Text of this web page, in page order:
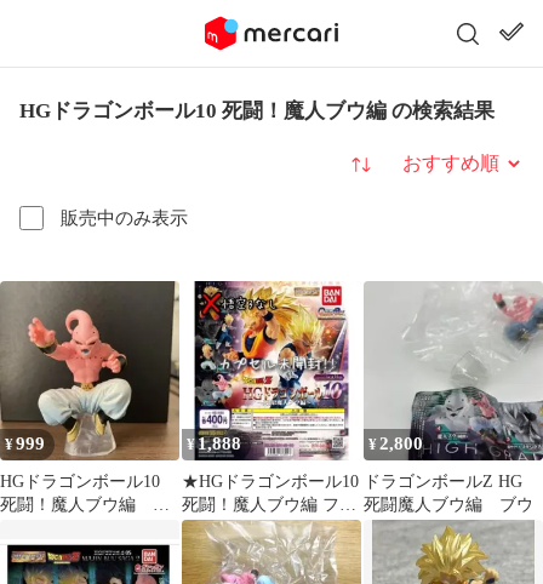
HGドラゴンボール10 死闘！魔人ブウ編 の検索結果
販売中のみ表示
並び替え
¥999
HGドラゴンボール10
死闘！魔人ブウ編 魔
¥1,888
★HGドラゴンボール10
死闘！魔人ブウ編 フィ
ギュア3種（※悟空3な
し）
¥2,800
ドラゴンボールZ HG
死闘魔人ブウ編 ブウ